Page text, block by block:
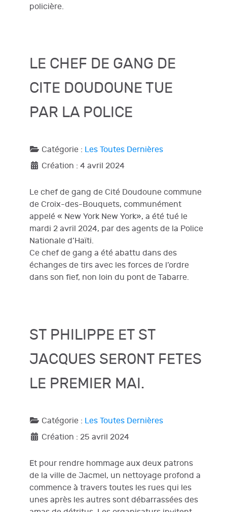
policière.
LE CHEF DE GANG DE
CITE DOUDOUNE TUE
PAR LA POLICE
Catégorie : Les Toutes Dernières
Création : 4 avril 2024
Le chef de gang de Cité Doudoune commune
de Croix-des-Bouquets, communément
appelé « New York New York», a été tué le
mardi 2 avril 2024, par des agents de la Police
Nationale d’Haïti.
Ce chef de gang a été abattu dans des
échanges de tirs avec les forces de l’ordre
dans son fief, non loin du pont de Tabarre.
ST PHILIPPE ET ST
JACQUES SERONT FETES
LE PREMIER MAI.
Catégorie : Les Toutes Dernières
Création : 25 avril 2024
Et pour rendre hommage aux deux patrons
de la ville de Jacmel, un nettoyage profond a
commence à travers toutes les rues qui les
unes après les autres sont débarrassées des